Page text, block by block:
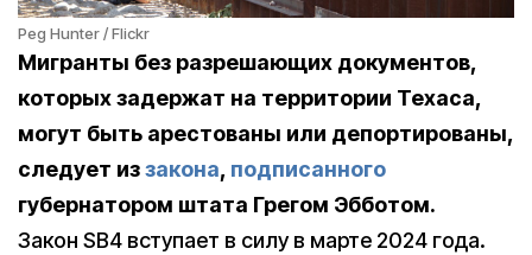
Peg Hunter / Flickr
Мигранты без разрешающих документов,
которых задержат на территории Техаса,
могут быть арестованы или депортированы,
следует иззакона, подписанного
губернатором штата Грегом Эбботом.
Закон SB4 вступает в силу в марте 2024 года.